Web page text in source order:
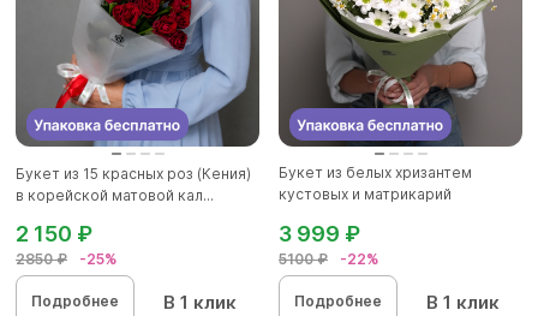
Букет из 15 красных роз (Кения)
в корейской матовой кал...
2850 ₽ -25%
2 150 ₽
Подробнее В 1 клик
Букет из белых хризантем
кустовых и матрикарий
5100 ₽ -22%
3 999 ₽
Подробнее В 1 клик